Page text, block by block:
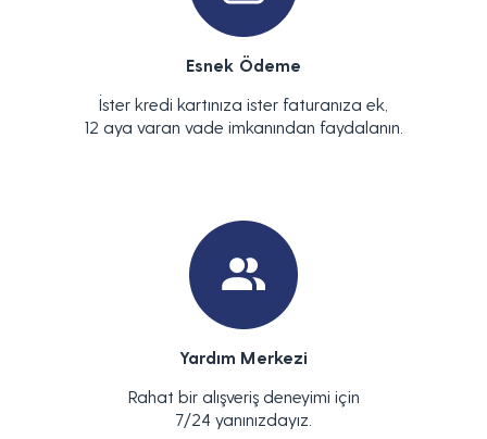
Esnek Ödeme
İster kredi kartınıza ister faturanıza ek,
12 aya varan vade imkanından faydalanın.
Yardım Merkezi
Rahat bir alışveriş deneyimi için
7/24 yanınızdayız.